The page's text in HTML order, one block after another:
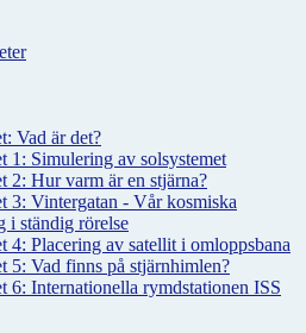
Vad är det?
1: Simulering av solsystemet
2: Hur varm är en stjärna?
3: Vintergatan - Vår kosmiska
i ständig rörelse
4: Placering av satellit i omloppsbana
5: Vad finns på stjärnhimlen?
6: Internationella rymdstationen ISS